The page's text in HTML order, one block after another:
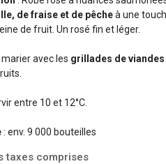
de fraise et de pêcheà une
de fruit. Un rosé fin et léger.
marier avec les grillades de viandes
entre 10 et 12°C.
: env. 9 000 bouteilles
taxes comprises